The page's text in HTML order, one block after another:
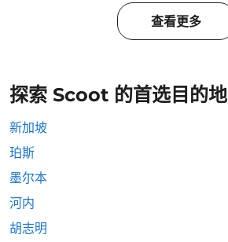
查看更多
探索 Scoot 的首选目的地
新加坡
珀斯
墨尔本
河内
胡志明